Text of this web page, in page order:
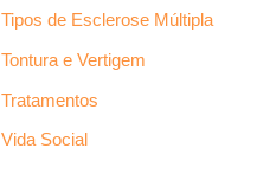
Tipos de Esclerose Múltipla
Tontura e Vertigem
Tratamentos
Vida Social